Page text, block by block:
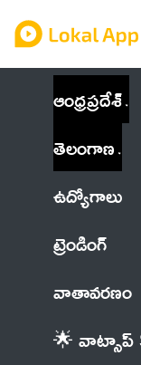
ఆంధ్రప్రదేశ్
తెలంగాణ
ఉద్యోగాలు
ట్రెండింగ్
వాతావరణం
🌟 వాట్సాప్